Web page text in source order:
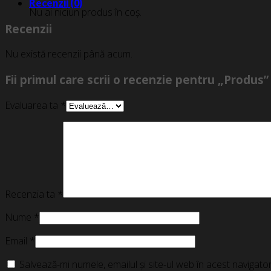
Nu ai niciun produs în coș.
Recenzii (0)
Recenzii
Nu există recenzii până acum.
Fii primul care scrii o recenzie pentru „Produs”
Evaluarea ta *
Recenzia ta *
Nume *
Email *
Salvează-mi numele, emailul și site-ul web în acest